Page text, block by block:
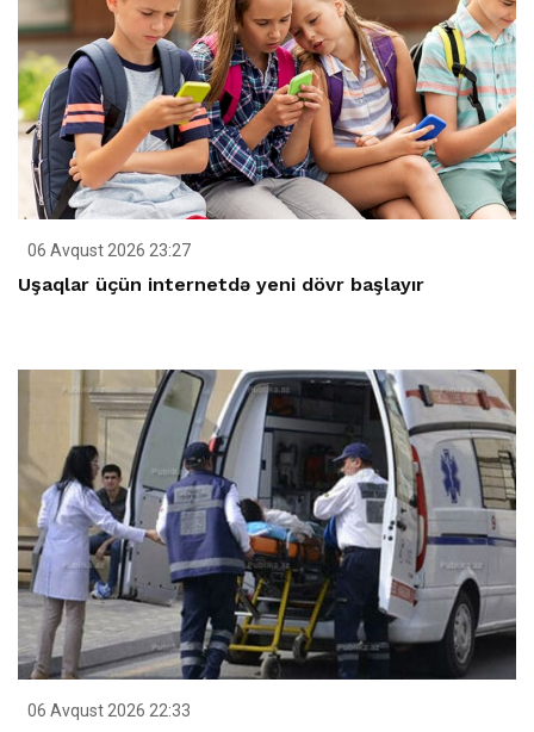
06 Avqust 2026 23:27
Uşaqlar üçün internetdə yeni dövr başlayır
06 Avqust 2026 22:33